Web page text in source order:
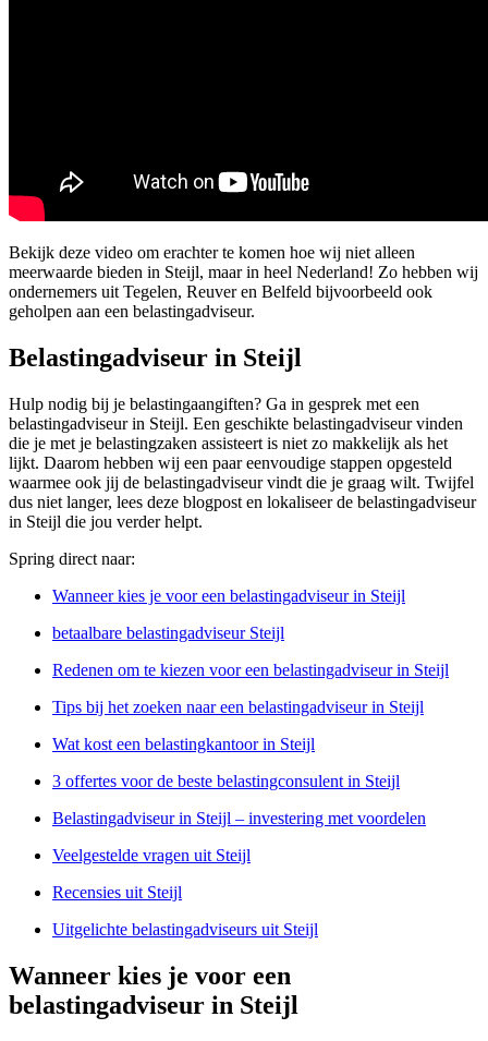
Bekijk deze video om erachter te komen hoe wij niet alleen
meerwaarde bieden in Steijl, maar in heel Nederland! Zo hebben wij
ondernemers uit Tegelen, Reuver en Belfeld bijvoorbeeld ook
geholpen aan een belastingadviseur.
Belastingadviseur in Steijl
Hulp nodig bij je belastingaangiften? Ga in gesprek met een
belastingadviseur in Steijl. Een geschikte belastingadviseur vinden
die je met je belastingzaken assisteert is niet zo makkelijk als het
lijkt. Daarom hebben wij een paar eenvoudige stappen opgesteld
waarmee ook jij de belastingadviseur vindt die je graag wilt. Twijfel
dus niet langer, lees deze blogpost en lokaliseer de belastingadviseur
in Steijl die jou verder helpt.
Spring direct naar:
Wanneer kies je voor een belastingadviseur in Steijl
betaalbare belastingadviseur Steijl
Redenen om te kiezen voor een belastingadviseur in Steijl
Tips bij het zoeken naar een belastingadviseur in Steijl
Wat kost een belastingkantoor in Steijl
3 offertes voor de beste belastingconsulent in Steijl
Belastingadviseur in Steijl – investering met voordelen
Veelgestelde vragen uit Steijl
Recensies uit Steijl
Uitgelichte belastingadviseurs uit Steijl
Wanneer kies je voor een
belastingadviseur in Steijl